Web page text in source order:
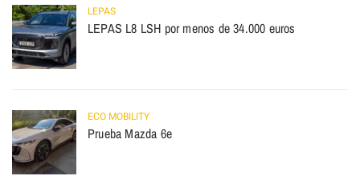
LEPAS
LEPAS L8 LSH por menos de 34.000 euros
ECO MOBILITY
Prueba Mazda 6e